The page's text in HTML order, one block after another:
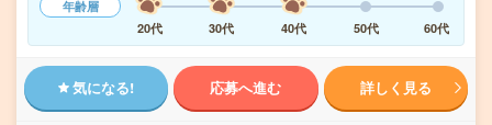
年齢層
20代
30代 40代 50代 60代
気になる! 応募へ進む 詳しく見る